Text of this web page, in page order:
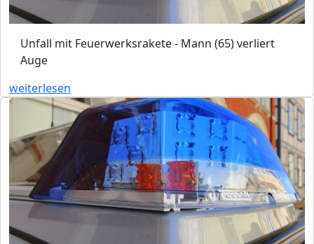
Unfall mit Feuerwerksrakete - Mann (65) verliert
Auge
weiterlesen